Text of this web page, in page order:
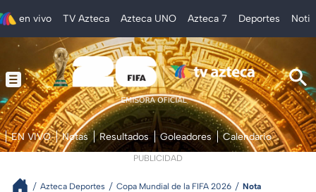
en vivo TV Azteca Azteca UNO Azteca 7 Deportes
EN VIVO Notas Resultados Goleadores Calendario
PUBLICIDAD
Azteca Deportes Copa Mundial de la FIFA 2026 Nota